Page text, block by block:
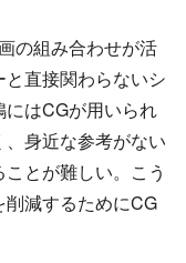
の組み合わせが活
直接関わらないシ
はCGが用いられ
身近な参考がない
とが難しい。こう
削減するためにCG